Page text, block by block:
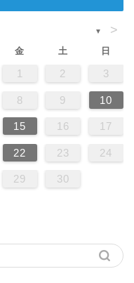
▼ >
金 土 日
1 2 3
8 9 10
15 16 17
22 23 24
29 30